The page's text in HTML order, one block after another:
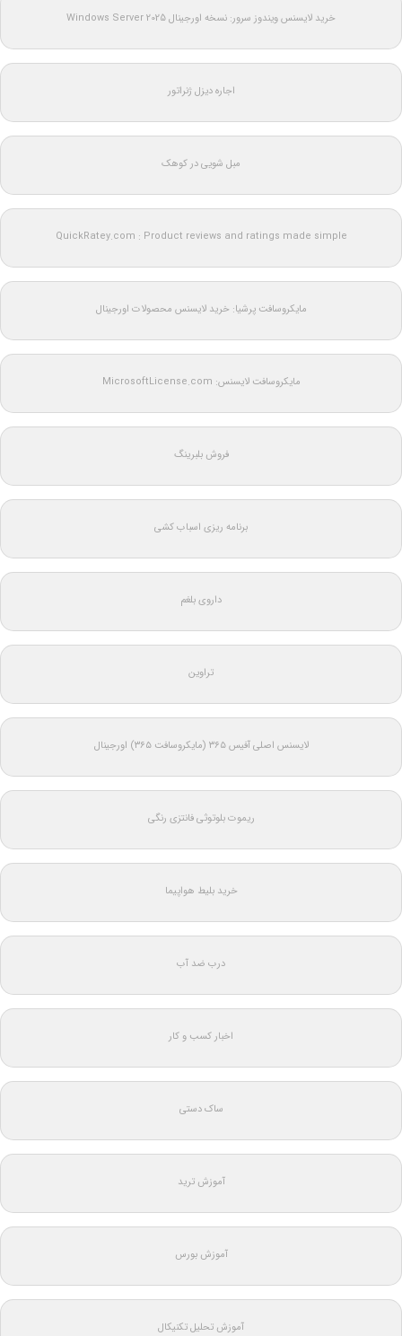
خرید لایسنس ویندوز سرور: نسخه اورجینال Windows Server 2025
اجاره دیزل ژنراتور
مبل شویی در کوهک
QuickRatey.com : Product reviews and ratings made simple
مایکروسافت پرشیا: خرید لایسنس محصولات اورجینال
مایکروسافت لایسنس: MicrosoftLicense.com
فروش بلبرینگ
برنامه ریزی اسباب کشی
داروی بلغم
تراوین
لایسنس اصلی آفیس ۳۶۵ (مایکروسافت ۳۶۵) اورجینال
ریموت بلوتوثی فانتزی رنگی
خرید بلیط هواپیما
درب ضد آب
اخبار کسب و کار
ساک دستی
آموزش ترید
آموزش بورس
آموزش تحلیل تکنیکال